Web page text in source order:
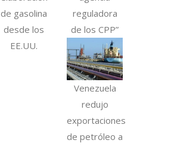
de gasolina
desde los
EE.UU.
reguladora
de los CPP”
Venezuela
redujo
exportaciones
de petróleo a